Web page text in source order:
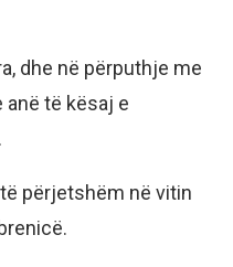
dhe në përputhje me
anë të kësaj e
përjetshëm në vitin